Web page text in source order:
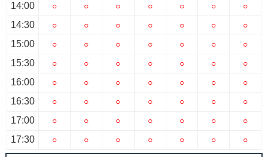
14:00
14:30
15:00
15:30
16:00
16:30
17:00
17:30
○
○
○
○
○
○
○
○
○
○
○
○
○
○
○
○
○
○
○
○
○
○
○
○
○
○
○
○
○
○
○
○
○
○
○
○
○
○
○
○
○
○
○
○
○
○
○
○
○
○
○
○
○
○
○
○